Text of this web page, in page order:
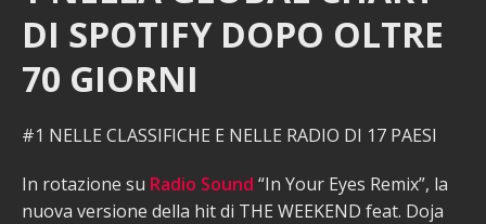
DI SPOTIFY DOPO OLTRE
70 GIORNI
#1 NELLE CLASSIFICHE E NELLE RADIO DI 17 PAESI
In rotazione su Radio Sound “In Your Eyes Remix”, la
nuova versione della hit di THE WEEKEND feat. Doja